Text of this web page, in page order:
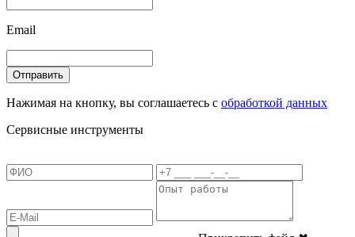
Email
Отправить
Нажимая на кнопку, вы соглашаетесь с обработкой данных
Сервисные инструменты